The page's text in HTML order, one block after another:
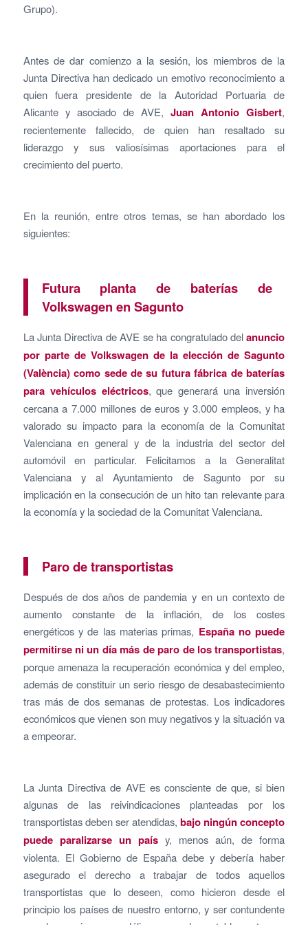
Grupo).
Antes de dar comienzo a la sesión, los miembros de la
Junta Directiva han dedicado un emotivo reconocimiento a
quien fuera presidente de la Autoridad Portuaria de
Alicante y asociado de AVE,Juan Antonio Gisbert,
recientemente fallecido, de quien han resaltado su
liderazgo y sus valiosísimas aportaciones para el
crecimiento del puerto.
En la reunión, entre otros temas, se han abordado los
siguientes:
Futura planta de baterías de
Volkswagen en Sagunto
La Junta Directiva de AVE se ha congratulado delanuncio
por parte de Volkswagen de la elección de Sagunto
(València) como sede de su futura fábrica de baterías
para vehículos eléctricos, que generará una inversión
cercana a 7.000 millones de euros y 3.000 empleos, y ha
valorado su impacto para la economía de la Comunitat
Valenciana en general y de la industria del sector del
automóvil en particular. Felicitamos a la Generalitat
Valenciana y al Ayuntamiento de Sagunto por su
implicación en la consecución de un hito tan relevante para
la economía y la sociedad de la Comunitat Valenciana.
Paro de transportistas
Después de dos años de pandemia y en un contexto de
aumento constante de la inflación, de los costes
energéticos y de las materias primas, España no puede
permitirse ni un día más de paro de los transportistas,
porque amenaza la recuperación económica y del empleo,
además de constituir un serio riesgo de desabastecimiento
tras más de dos semanas de protestas. Los indicadores
económicos que vienen son muy negativos y la situación va
a empeorar.
La Junta Directiva de AVE es consciente de que, si bien
algunas de las reivindicaciones planteadas por los
transportistas deben ser atendidas,bajo ningún concepto
puede paralizarse un paísy, menos aún, de forma
violenta. El Gobierno de España debe y debería haber
asegurado el derecho a trabajar de todos aquellos
transportistas que lo deseen, como hicieron desde el
principio los países de nuestro entorno, y ser contundente